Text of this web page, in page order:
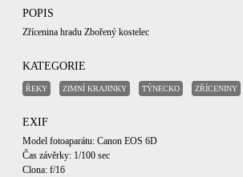
POPIS
Zřícenina hradu Zbořený kostelec
KATEGORIE
ŘEKY ZIMNÍ KRAJINKY TÝNECKO ZŘÍCENINY
EXIF
Model fotoaparátu: Canon EOS 6D
Čas závěrky: 1/100 sec
Clona: f/16